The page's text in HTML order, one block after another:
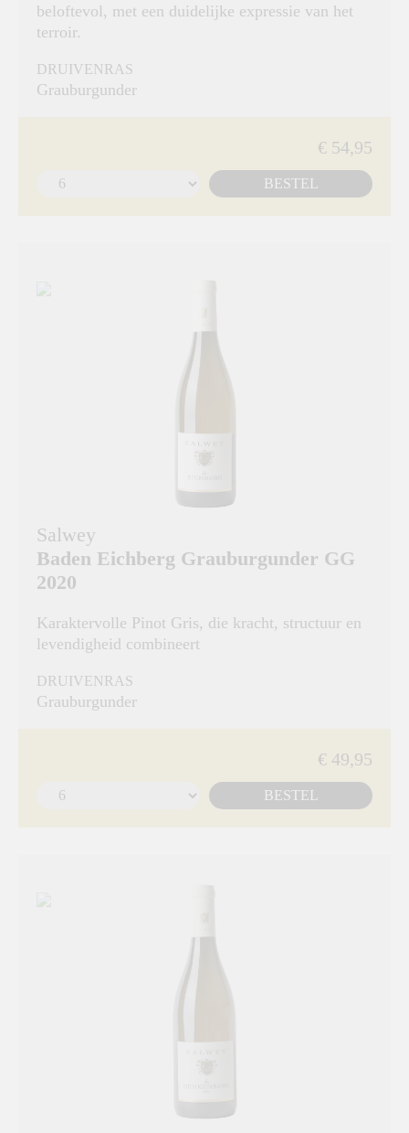
beloftevol, met een duidelijke expressie van het
terroir.
DRUIVENRAS
Grauburgunder
€ 54,95
BESTEL
Salwey
Baden Eichberg Grauburgunder GG
2020
Karaktervolle Pinot Gris, die kracht, structuur en
levendigheid combineert
DRUIVENRAS
Grauburgunder
€ 49,95
BESTEL